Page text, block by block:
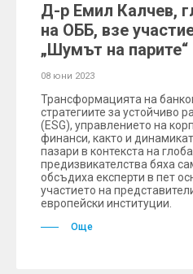
Д-р Емил Калчев,
на ОББ, взе
„Шумът на парите“
08 юни 2023
Трансформацията на
стратегиите за устойчиво
(ESG), управлението на
финанси, както и
пазари в контекста на
предизвикателства бяха
обсъдиха експерти в пет
участието на
европейски институции.
Още